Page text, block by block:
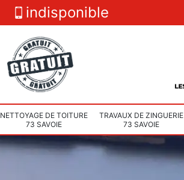
indisponible
NETTOYAGE DE TOITURE
73 SAVOIE
TRAVAUX DE ZINGUERIE
73 SAVOIE